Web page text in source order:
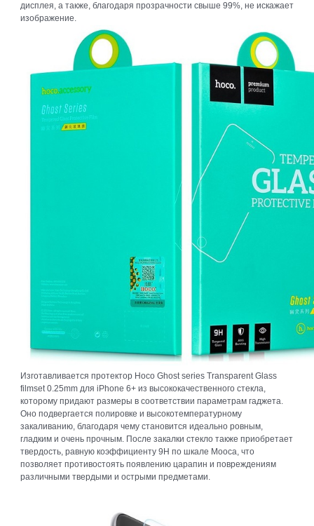
дисплея, а также, благодаря прозрачности свыше 99%, не искажает
изображение.
Изготавливается протектор Hoco Ghost series Transparent Glass
filmset 0.25mm для iPhone 6+ из высококачественного стекла,
которому придают размеры в соответствии параметрам гаджета.
Оно подвергается полировке и высокотемпературному
закаливанию, благодаря чему становится идеально ровным,
гладким и очень прочным. После закалки стекло также приобретает
твердость, равную коэффициенту 9Н по шкале Мооса, что
позволяет противостоять появлению царапин и повреждениям
различными твердыми и острыми предметами.